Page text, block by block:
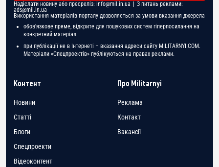
Надіслати новину або пресреліз: info@mil.in.ua | З питань реклами:
ads@mil.in.ua
Використання матеріалів порталу дозволяється за умови вказання джерела
обов'язкове пряме, відкрите для пошукових систем гіперпосилання на
конкретний матеріал
при публікації не в Інтернеті – вказання адреси сайту MILITARNYI.COM.
Матеріали «Спецпроектів» публікуються на правах реклами.
Контент
Новини
Статті
Блоги
Спецпроекти
Відеоконтент
Про Militarnyi
Реклама
Контакт
Вакансії